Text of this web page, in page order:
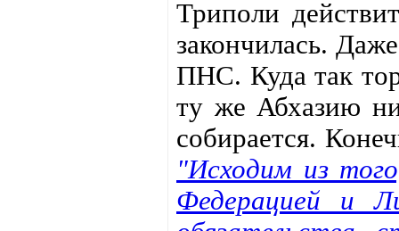
Триполи
закончилась.
ПНС. Куда так
ту же Абхазию
собирается.
"Исходим из
Федерацией и